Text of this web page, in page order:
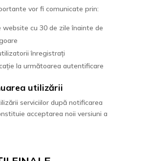
vor fi comunicate prin:
website cu 30 de zile înainte de
înregistrați
la următoarea autentificare
utilizării
serviciilor după notificarea
acceptarea noii versiuni a